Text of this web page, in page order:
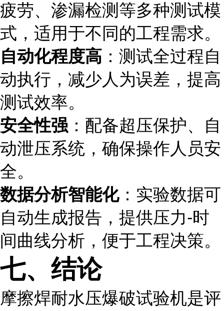
疲劳、渗漏检测等多种测试模
式，适用于不同的工程需求。
自动化程度高 ：测试全过程自
动执行，减少人为误差，提高
测试效率。
安全性强 ：配备超压保护、自
动泄压系统，确保操作人员安
全。
数据分析智能化：实验数据可
自动生成报告，提供压力-时
间曲线分析，便于工程决策。
七、结论
摩擦焊耐水压爆破试验机是评